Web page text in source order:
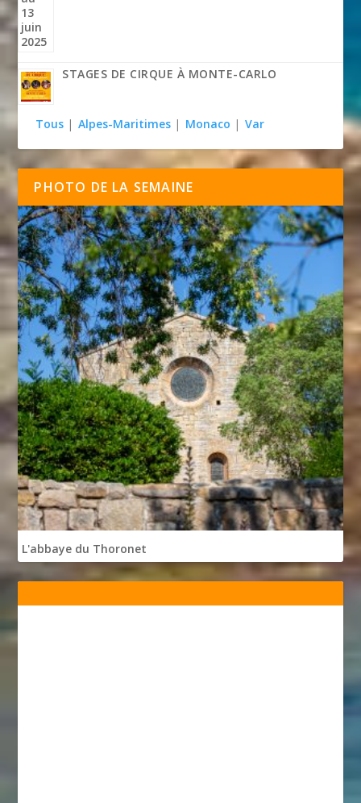
STAGES DE CIRQUE À MONTE-CARLO
Tous | Alpes-Maritimes | Monaco | Var
PHOTO DE LA SEMAINE
L'abbaye du Thoronet